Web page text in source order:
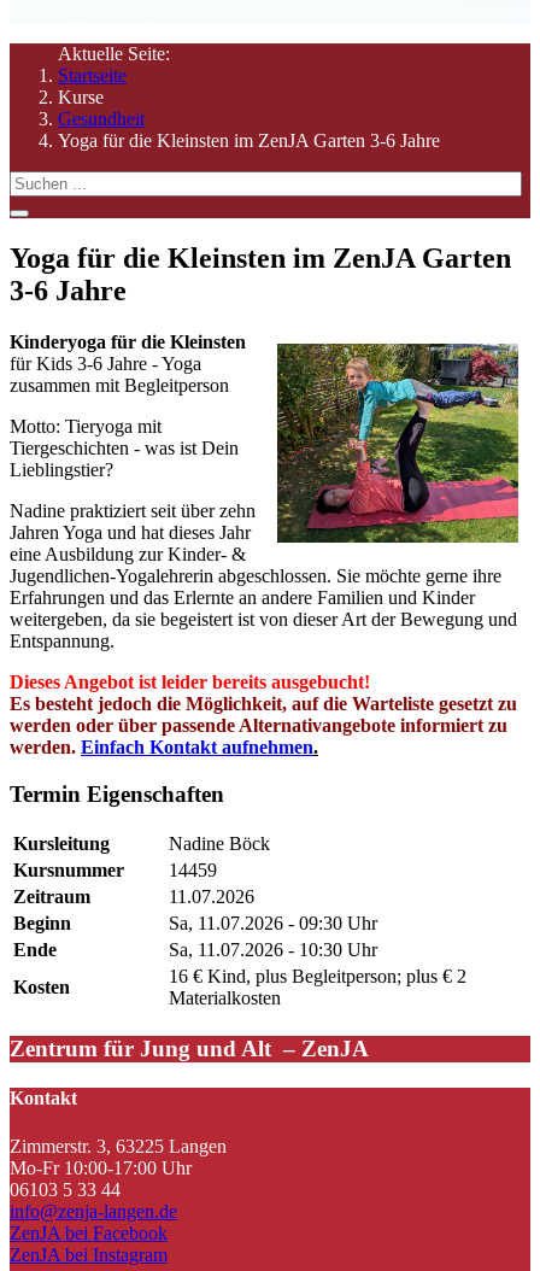
Aktuelle Seite:
Startseite
Kurse
Gesundheit
Yoga für die Kleinsten im ZenJA Garten 3-6 Jahre
Yoga für die Kleinsten im ZenJA Garten
3-6 Jahre
Kinderyoga für die Kleinsten
für Kids 3-6 Jahre - Yoga
zusammen mit Begleitperson
Motto: Tieryoga mit
Tiergeschichten - was ist Dein
Lieblingstier?
Nadine praktiziert seit über zehn
Jahren Yoga und hat dieses Jahr
eine Ausbildung zur Kinder- &
Jugendlichen-Yogalehrerin abgeschlossen. Sie möchte gerne ihre
Erfahrungen und das Erlernte an andere Familien und Kinder
weitergeben, da sie begeistert ist von dieser Art der Bewegung und
Entspannung.
Dieses Angebot ist leider bereits ausgebucht!
Es besteht jedoch die Möglichkeit, auf die Warteliste gesetzt zu
werden oder über passende Alternativangebote informiert zu
werden. Einfach Kontakt aufnehmen.
Termin Eigenschaften
Kursleitung
Nadine Böck
Kursnummer
14459
Zeitraum
11.07.2026
Beginn
Sa, 11.07.2026 - 09:30 Uhr
Ende
Sa, 11.07.2026 - 10:30 Uhr
Kosten
16 € Kind, plus Begleitperson; plus € 2
Materialkosten
Zentrum für Jung und Alt – ZenJA
Kontakt
Zimmerstr. 3, 63225 Langen
Mo-Fr 10:00-17:00 Uhr
06103 5 33 44
info@zenja-langen.de
ZenJA bei Facebook
ZenJA bei Instagram